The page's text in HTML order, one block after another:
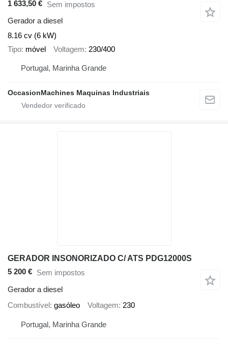
1 633,50 € Sem impostos
Gerador a diesel
8.16 cv (6 kW)
Tipo móvel Voltagem 230/400
Portugal, Marinha Grande
OccasionMachines Maquinas Industriais
GERADOR INSONORIZADO C/ ATS PDG12000S
5 200 € Sem impostos
Gerador a diesel
Combustível gasóleo Voltagem 230
Portugal, Marinha Grande